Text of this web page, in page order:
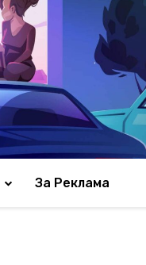
За Реклама